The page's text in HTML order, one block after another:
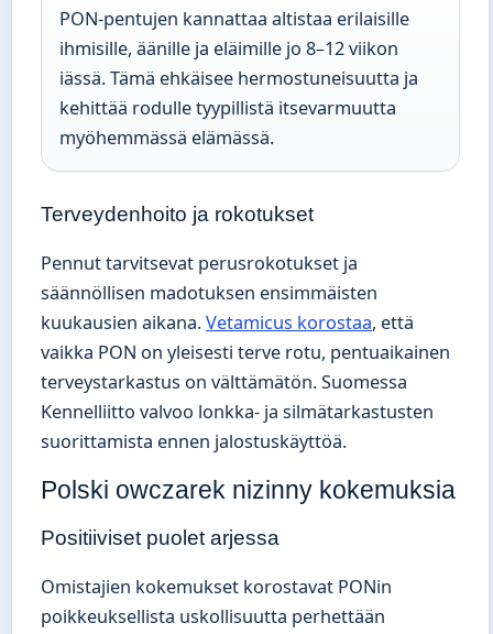
PON-pentujen kannattaa altistaa erilaisille
ihmisille, äänille ja eläimille jo 8–12 viikon
iässä. Tämä ehkäisee hermostuneisuutta ja
kehittää rodulle tyypillistä itsevarmuutta
myöhemmässä elämässä.
Terveydenhoito ja rokotukset
Pennut tarvitsevat perusrokotukset ja
säännöllisen madotuksen ensimmäisten
kuukausien aikana.Vetamicus korostaa, että
vaikka PON on yleisesti terve rotu, pentuaikainen
terveystarkastus on välttämätön. Suomessa
Kennelliitto valvoo lonkka- ja silmätarkastusten
suorittamista ennen jalostuskäyttöä.
Polski owczarek nizinny kokemuksia
Positiiviset puolet arjessa
Omistajien kokemukset korostavat PONin
poikkeuksellista uskollisuutta perhettään